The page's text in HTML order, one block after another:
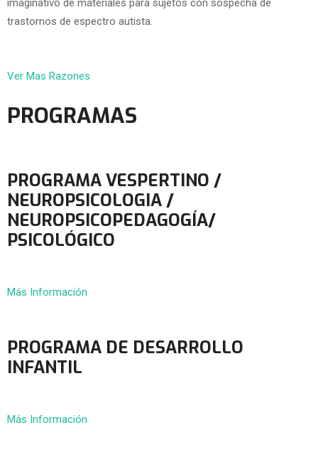
imaginativo de materiales para sujetos con sospecha de
trastornos de espectro autista.
Ver Mas Razones
PROGRAMAS
PROGRAMA VESPERTINO /
NEUROPSICOLOGIA /
NEUROPSICOPEDAGOGÍA/
PSICOLÓGICO
Más Información
PROGRAMA DE DESARROLLO
INFANTIL
Más Información